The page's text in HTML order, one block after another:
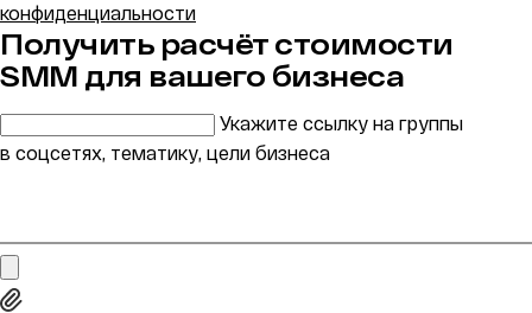
конфиденциальности
Получить расчёт стоимости
SMM для вашего бизнеса
Укажите ссылку на группы
в соцсетях, тематику, цели бизнеса